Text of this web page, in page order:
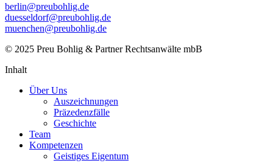
berlin@preubohlig.de
duesseldorf@preubohlig.de
muenchen@preubohlig.de
© 2025 Preu Bohlig & Partner Rechtsanwälte mbB
Inhalt
Über Uns
Auszeichnungen
Präzedenzfälle
Geschichte
Team
Kompetenzen
Geistiges Eigentum